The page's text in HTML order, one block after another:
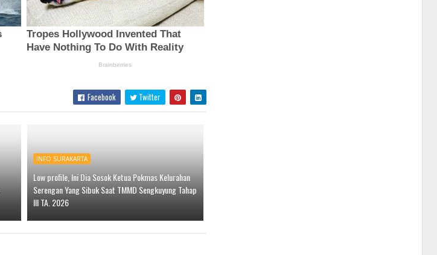
Facebook Twitter
INFO SURAKARTA
Low profile, Ini Dia Sosok Ketua Pokmas Kelurahan
Serengan Yang Sibuk Saat TMMD Sengkuyung Tahap
III TA. 2026